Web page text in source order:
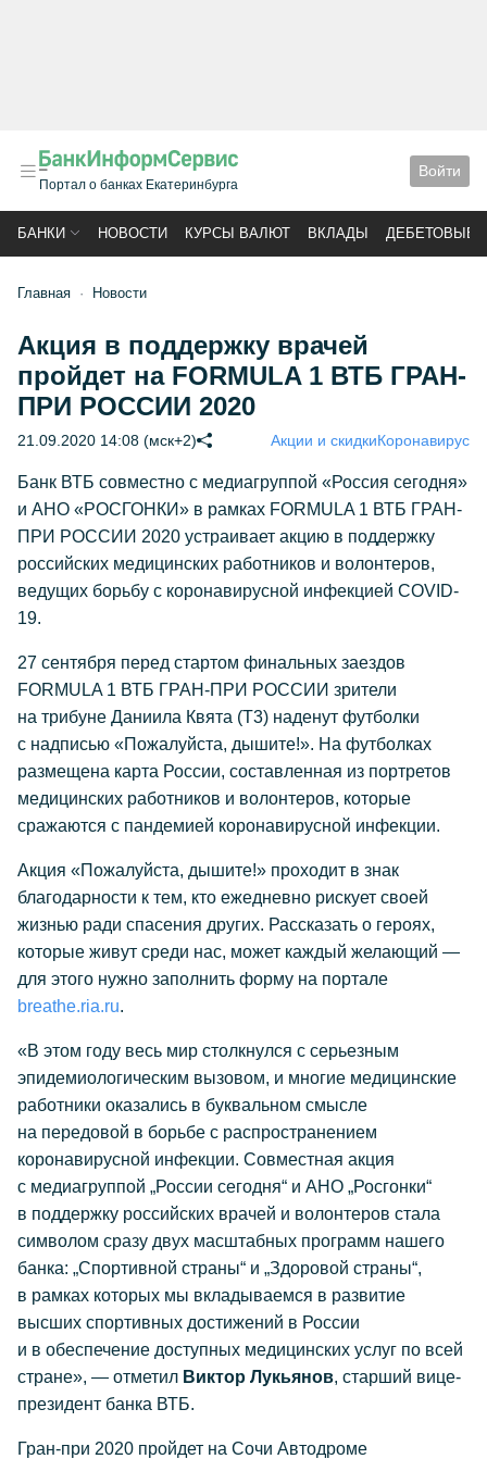
Портал о банках Екатеринбурга
Войти
БАНКИ НОВОСТИ КУРСЫ ВАЛЮТ ВКЛАДЫ ДЕБЕТОВЫЕ
Главная Новости
Акция в поддержку врачей
пройдет на FORMULA 1 ВТБ ГРАН-
ПРИ РОССИИ 2020
21.09.2020 14:08 (мск+2) Акции и скидкиКоронавирус
Банк ВТБ совместно с медиагруппой «Россия сегодня»
и АНО «РОСГОНКИ» в рамках FORMULA 1 ВТБ ГРАН-
ПРИ РОССИИ 2020 устраивает акцию в поддержку
российских медицинских работников и волонтеров,
ведущих борьбу с коронавирусной инфекцией COVID-
19.
27 сентября перед стартом финальных заездов
FORMULA 1 ВТБ ГРАН-ПРИ РОССИИ зрители
на трибуне Даниила Квята (Т3) наденут футболки
с надписью «Пожалуйста, дышите!». На футболках
размещена карта России, составленная из портретов
медицинских работников и волонтеров, которые
сражаются с пандемией коронавирусной инфекции.
Акция «Пожалуйста, дышите!» проходит в знак
благодарности к тем, кто ежедневно рискует своей
жизнью ради спасения других. Рассказать о героях,
которые живут среди нас, может каждый желающий —
для этого нужно заполнить форму на портале
breathe.ria.ru.
«В этом году весь мир столкнулся с серьезным
эпидемиологическим вызовом, и многие медицинские
работники оказались в буквальном смысле
на передовой в борьбе с распространением
коронавирусной инфекции. Совместная акция
с медиагруппой „России сегодня“ и АНО „Росгонки“
в поддержку российских врачей и волонтеров стала
символом сразу двух масштабных программ нашего
банка: „Спортивной страны“ и „Здоровой страны“,
в рамках которых мы вкладываемся в развитие
высших спортивных достижений в России
и в обеспечение доступных медицинских услуг по всей
стране», — отметил Виктор Лукьянов, старший вице-
президент банка ВТБ.
Гран-при 2020 пройдет на Сочи Автодроме